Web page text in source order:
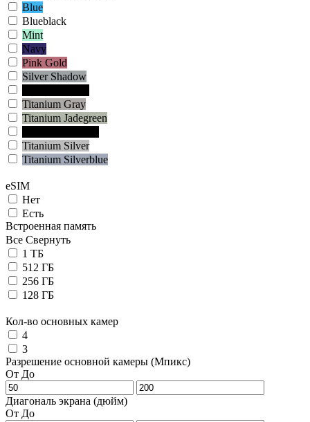
Blue
Blueblack
Mint
Navy
Pink Gold
Silver Shadow
Titanium Gray
Titanium Jadegreen
Titanium Silver
Titanium Silverblue
eSIM
Нет
Есть
Встроенная память
Все Свернуть
1 ТБ
512 ГБ
256 ГБ
128 ГБ
Кол-во основных камер
4
3
Разрешение основной камеры (Мпикс)
От До
Диагональ экрана (дюйм)
От До